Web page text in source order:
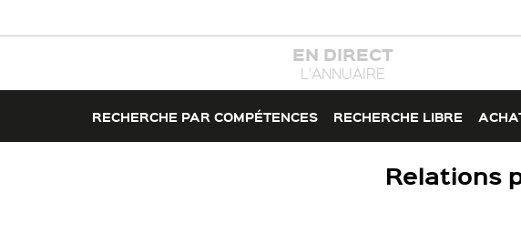
EN DIRECT
L'ANNUAIRE
RECHERCHE PAR COMPÉTENCES RECHERCHE LIBRE
Relations